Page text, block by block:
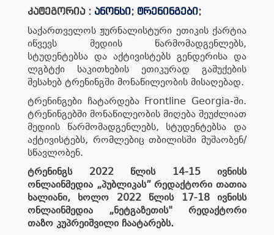
კატეგორია : ანონსი; ტრენინგები;
საქართველოს ჟურნალისტური ეთიკის ქარტია
იწვევს მედიის წარმომადგენლებს,
სტუდენტებსა და აქტივისტებს გენდერისა და
ლგბტქი საკითხების ეთიკურად გაშუქების
შესახებ ტრენინგში მონაწილეობის მისაღებად.
ტრენინგები ჩატარდება Frontline Georgia-ში.
ტრენინგებში მონაწილეობის მიღება შეუძლიათ
მედიის წარმომადგენლებს, სტუდენტებსა და
აქტივისტებს, რომლებიც თბილისში მუშაობენ/
სწავლობენ.
ტრენინგს 2022 წლის 14-15 ივნისს
ონლაინმედია „პუბლიკას” რედაქტორი თათია
ხალიანი, ხოლო 2022 წლის 17-18 ივნისს
ონლაინმედია „ნეტგაზეთის" რედაქტორი
თაზო კუპრეიშვილი ჩაატარებს.